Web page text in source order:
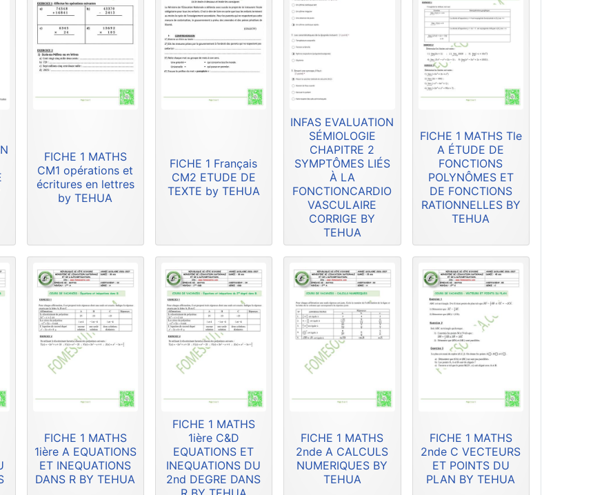
FICHE 1 MATHS
CM1 opérations et
écritures en lettres
by TEHUA
FICHE 1 Français
CM2 ETUDE DE
TEXTE by TEHUA
INFAS EVALUATION
SÉMIOLOGIE
CHAPITRE 2
SYMPTÔMES LIÉS
À LA
FONCTIONCARDIO
VASCULAIRE
CORRIGE BY
TEHUA
FICHE 1 MATHS Tle
A ÉTUDE DE
FONCTIONS
POLYNÔMES ET
DE FONCTIONS
RATIONNELLES BY
TEHUA
FICHE 1 MATHS
1ière A EQUATIONS
ET INEQUATIONS
DANS R BY TEHUA
FICHE 1 MATHS
1ière C&D
EQUATIONS ET
INEQUATIONS DU
2nd DEGRE DANS
FICHE 1 MATHS
2nde A CALCULS
NUMERIQUES BY
TEHUA
FICHE 1 MATHS
2nde C VECTEURS
ET POINTS DU
PLAN BY TEHUA